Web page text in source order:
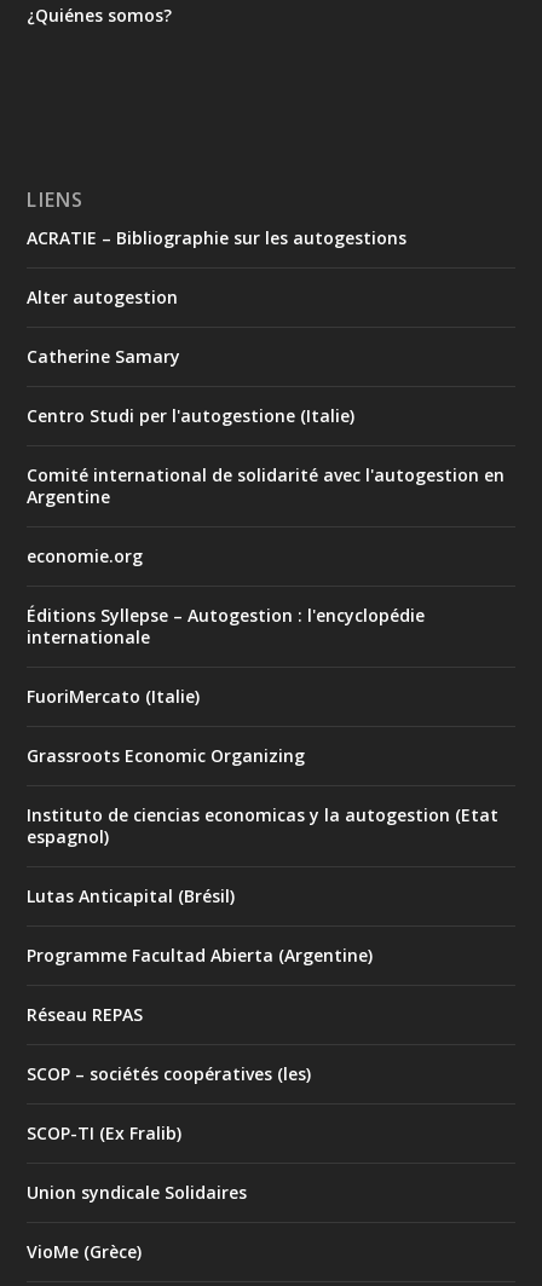
¿Quiénes somos?
LIENS
ACRATIE – Bibliographie sur les autogestions
Alter autogestion
Catherine Samary
Centro Studi per l'autogestione (Italie)
Comité international de solidarité avec l'autogestion en
Argentine
economie.org
Éditions Syllepse – Autogestion : l'encyclopédie
internationale
FuoriMercato (Italie)
Grassroots Economic Organizing
Instituto de ciencias economicas y la autogestion (Etat
espagnol)
Lutas Anticapital (Brésil)
Programme Facultad Abierta (Argentine)
Réseau REPAS
SCOP – sociétés coopératives (les)
SCOP-TI (Ex Fralib)
Union syndicale Solidaires
VioMe (Grèce)